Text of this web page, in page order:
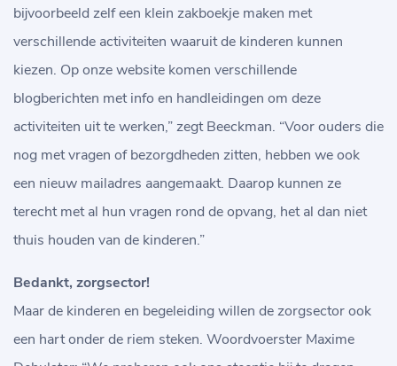
bijvoorbeeld zelf een klein zakboekje maken met
verschillende activiteiten waaruit de kinderen kunnen
kiezen. Op onze website komen verschillende
blogberichten met info en handleidingen om deze
activiteiten uit te werken,” zegt Beeckman. “Voor ouders die
nog met vragen of bezorgdheden zitten, hebben we ook
een nieuw mailadres aangemaakt. Daarop kunnen ze
terecht met al hun vragen rond de opvang, het al dan niet
thuis houden van de kinderen.”
Bedankt, zorgsector!
Maar de kinderen en begeleiding willen de zorgsector ook
een hart onder de riem steken. Woordvoerster Maxime